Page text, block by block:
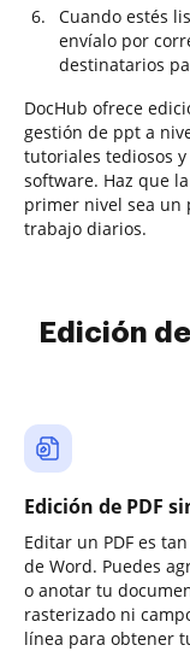
Cuando estés
envíalo por
destinatarios
DocHub ofrece
gestión de ppt a
tutoriales tediosos
software. Haz que
primer nivel sea un
trabajo diarios.
Edición
Edición de PDF
Editar un PDF es
de Word. Puedes
o anotar tu
rasterizado ni
línea para obtener